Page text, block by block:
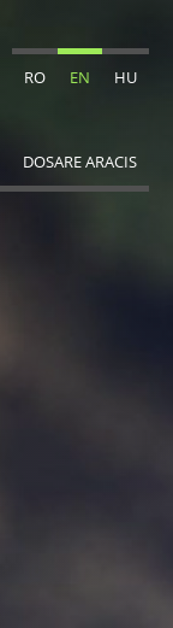
RO EN HU
DOSARE ARACIS